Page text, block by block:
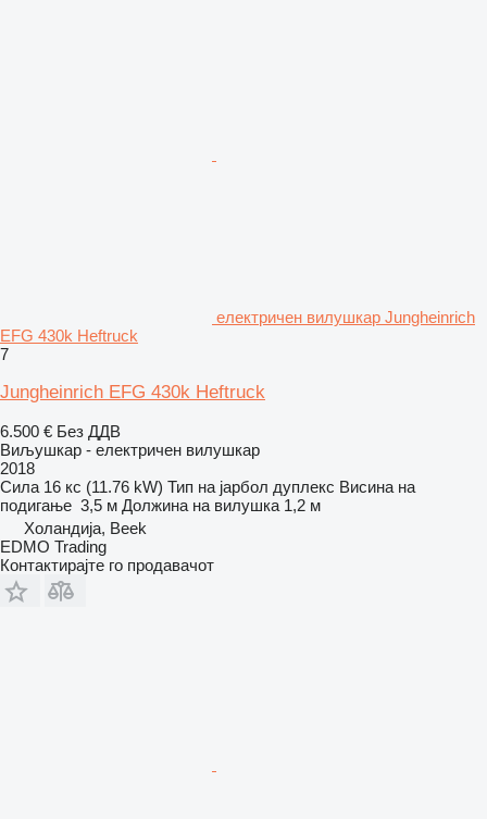
електричен вилушкар Jungheinrich
EFG 430k Heftruck
7
Jungheinrich EFG 430k Heftruck
6.500 € Без ДДВ
Виљушкар - електричен вилушкар
2018
Сила 16 кс (11.76 kW) Тип на јарбол дуплекс Висина на
подигање 3,5 м Должина на вилушка 1,2 м
Холандија, Beek
EDMO Trading
Контактирајте го продавачот